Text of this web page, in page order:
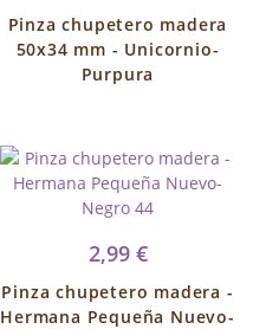
Pinza chupetero madera
50x34 mm - Unicornio-
Purpura
2,99 €
Pinza chupetero madera -
Hermana Pequeña Nuevo-